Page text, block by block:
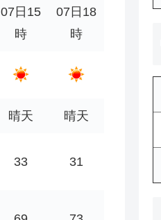
07日15
時
07日18
時
晴天 晴天
33 31